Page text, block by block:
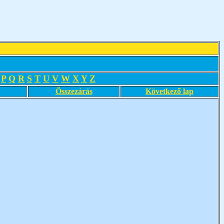
P Q R S T U V W X Y Z
Összezárás Következő lap